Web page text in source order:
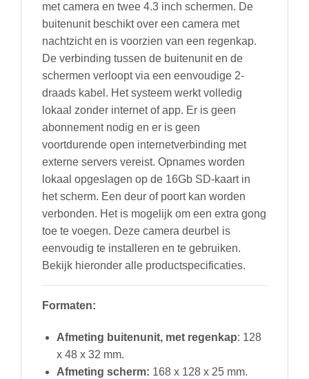
met camera en twee 4.3 inch schermen. De
buitenunit beschikt over een camera met
nachtzicht en is voorzien van een regenkap.
De verbinding tussen de buitenunit en de
schermen verloopt via een eenvoudige 2-
draads kabel. Het systeem werkt volledig
lokaal zonder internet of app. Er is geen
abonnement nodig en er is geen
voortdurende open internetverbinding met
externe servers vereist. Opnames worden
lokaal opgeslagen op de 16Gb SD-kaart in
het scherm. Een deur of poort kan worden
verbonden. Het is mogelijk om een extra gong
toe te voegen. Deze camera deurbel is
eenvoudig te installeren en te gebruiken.
Bekijk hieronder alle productspecificaties.
Formaten:
Afmeting buitenunit, met regenkap: 128
x 48 x 32 mm.
Afmeting scherm: 168 x 128 x 25 mm.